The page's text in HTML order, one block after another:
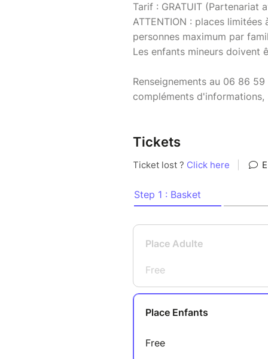
Tarif : GRATUIT (Partenariat
ATTENTION : places
personnes maximum par
Les enfants mineurs doivent
Renseignements au 06 86
compléments
Tickets